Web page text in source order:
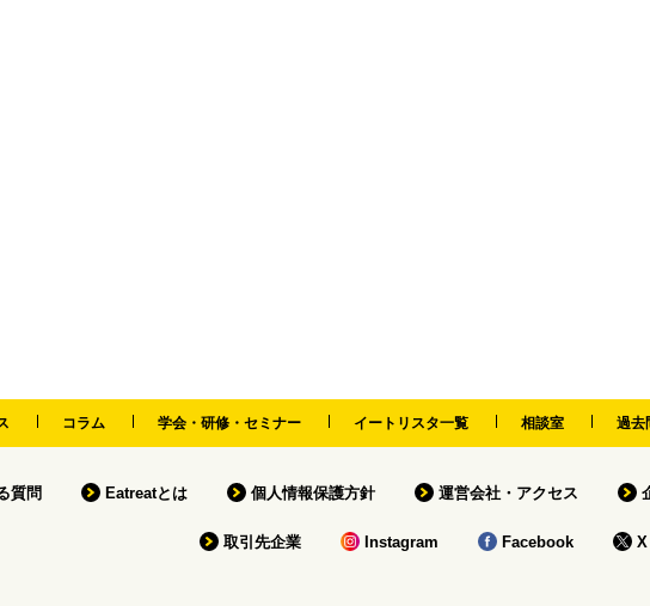
コラム 学会・研修・セミナー イートリスタ一覧 相談室 過去
質問 Eatreatとは 個人情報保護方針 運営会社・アクセス
取引先企業 Instagram Facebook X